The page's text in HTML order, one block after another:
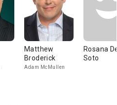
Matthew
Broderick
Adam McMullen
Rosana
Soto